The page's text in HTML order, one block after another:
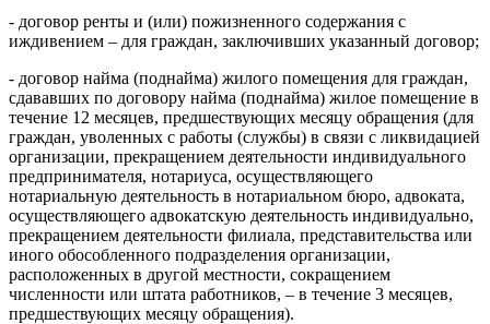
- договор ренты и (или) пожизненного содержания с
иждивением – для граждан, заключивших указанный договор;
- договор найма (поднайма) жилого помещения для граждан,
сдававших по договору найма (поднайма) жилое помещение в
течение 12 месяцев, предшествующих месяцу обращения (для
граждан, уволенных с работы (службы) в связи с ликвидацией
организации, прекращением деятельности индивидуального
предпринимателя, нотариуса, осуществляющего
нотариальную деятельность в нотариальном бюро, адвоката,
осуществляющего адвокатскую деятельность индивидуально,
прекращением деятельности филиала, представительства или
иного обособленного подразделения организации,
расположенных в другой местности, сокращением
численности или штата работников, – в течение 3 месяцев,
предшествующих месяцу обращения).